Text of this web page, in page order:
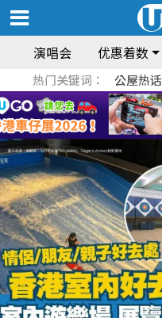
演唱会 优惠着数
热门关键词： 公屋热话